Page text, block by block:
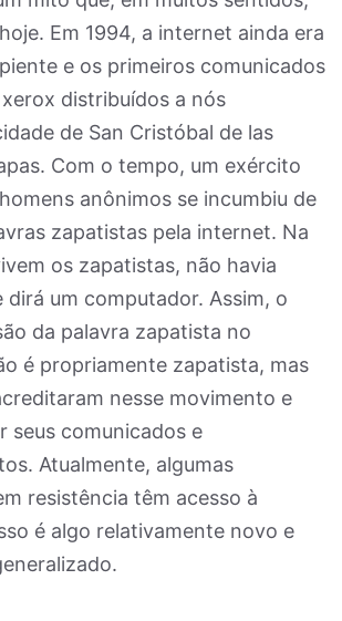
Em 1994, a internet ainda era
e os primeiros comunicados
distribuídos a nós
de San Cristóbal de las
Com o tempo, um exército
anônimos se incumbiu de
zapatistas pela internet. Na
os zapatistas, não havia
dirá um computador. Assim, o
da palavra zapatista no
é propriamente zapatista, mas
nesse movimento e
seus comunicados e
Atualmente, algumas
resistência têm acesso à
é algo relativamente novo e